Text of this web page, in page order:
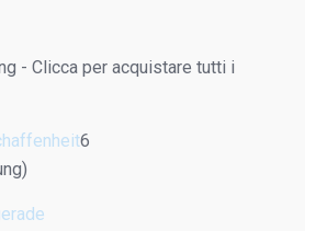
- Clicca per acquistare tutti i
6